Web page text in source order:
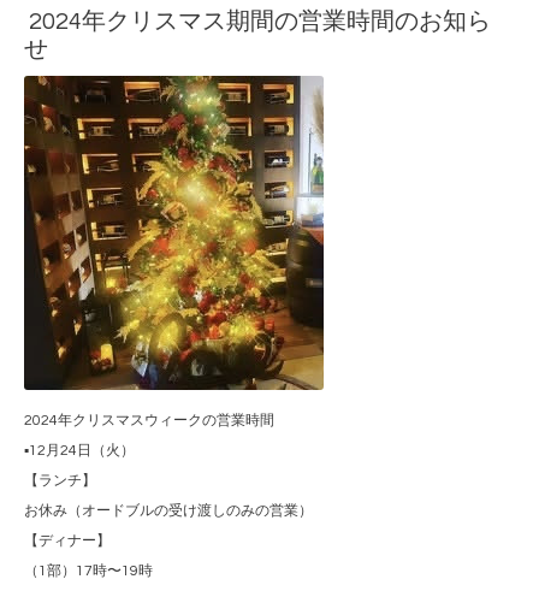
2024年クリスマス期間の営業時間のお知ら
せ
2024年クリスマスウィークの営業時間
▪️12月24日（火）
【ランチ】
お休み（オードブルの受け渡しのみの営業）
【ディナー】
（1部）17時〜19時